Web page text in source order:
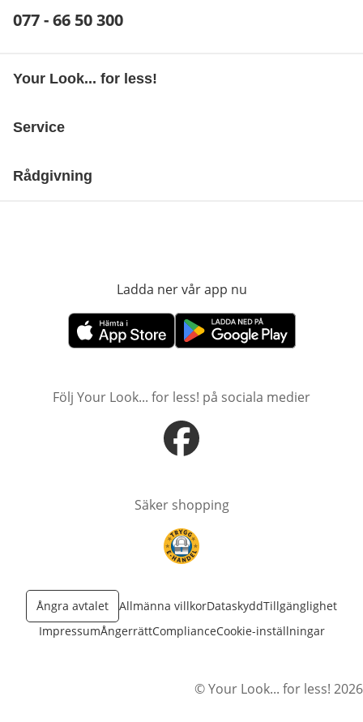
Telefonnummer:
077 - 66 50 300
Your Look... for less!
Service
Rådgivning
Ladda ner vår app nu
öppnas i nytt fönsteröppnas i nytt fönster
Följ Your Look... for less! på sociala medier
öppnas i nytt fönster
Säker shopping
öppnas i nytt fönster
Ångra avtalet Allmänna villkorDataskyddTillgänglighet
ImpressumÅngerrättComplianceCookie-inställningar
© Your Look... for less! 2026